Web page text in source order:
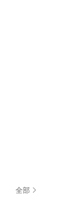
全部